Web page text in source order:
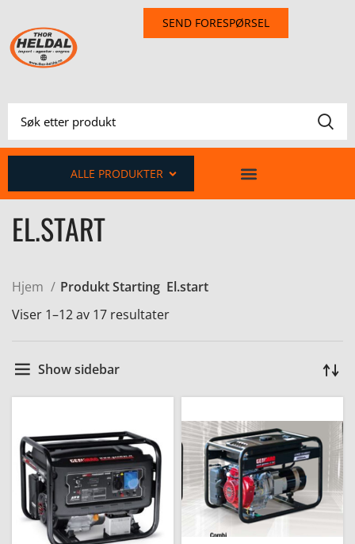
SEND FORESPØRSEL
ALLE PRODUKTER
EL.START
Hjem Produkt Starting El.start
Viser 1–12 av 17 resultater
Show sidebar